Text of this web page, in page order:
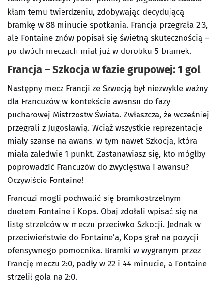
kłam temu twierdzeniu, zdobywając decydującą
bramkę w 88 minucie spotkania. Francja przegrała 2:3,
ale Fontaine znów popisał się świetną skutecznością –
po dwóch meczach miał już w dorobku 5 bramek.
Francja – Szkocja w fazie grupowej: 1 gol
Następny mecz Francji ze Szwecją był niezwykle ważny
dla Francuzów w kontekście awansu do fazy
pucharowej Mistrzostw Świata. Zwłaszcza, że wcześniej
przegrali z Jugosławią. Wciąż wszystkie reprezentacje
miały szanse na awans, w tym nawet Szkocja, która
miała zaledwie 1 punkt. Zastanawiasz się, kto mógłby
poprowadzić Francuzów do zwycięstwa i awansu?
Oczywiście Fontaine!
Francuzi mogli pochwalić się bramkostrzelnym
duetem Fontaine i Kopa. Obaj zdołali wpisać się na
listę strzelców w meczu przeciwko Szkocji. Jednak w
przeciwieństwie do Fontaine’a, Kopa grał na pozycji
ofensywnego pomocnika. Bramki w wygranym przez
Francję meczu 2:0, padły w 22 i 44 minucie, a Fontaine
strzelił gola na 2:0.